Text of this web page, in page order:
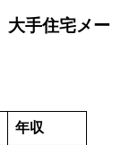
大手住宅メー
年収